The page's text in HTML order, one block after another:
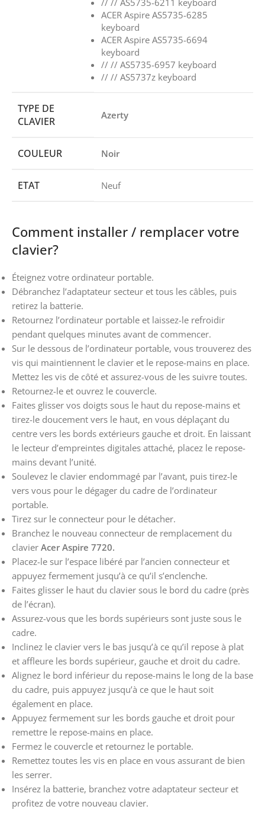
ACER Aspire AS5735-6285
keyboard
ACER Aspire AS5735-6694
keyboard
// // AS5735-6957 keyboard
// // AS5737z keyboard
TYPE DE
CLAVIER
Azerty
COULEUR Noir
ETAT Neuf
Comment installer / remplacer votre
clavier?
Éteignez votre ordinateur portable.
Débranchez l’adaptateur secteur et tous les câbles, puis
retirez la batterie.
Retournez l’ordinateur portable et laissez-le refroidir
pendant quelques minutes avant de commencer.
Sur le dessous de l’ordinateur portable, vous trouverez des
vis qui maintiennent le clavier et le repose-mains en place.
Mettez les vis de côté et assurez-vous de les suivre toutes.
Retournez-le et ouvrez le couvercle.
Faites glisser vos doigts sous le haut du repose-mains et
tirez-le doucement vers le haut, en vous déplaçant du
centre vers les bords extérieurs gauche et droit. En laissant
le lecteur d’empreintes digitales attaché, placez le repose-
mains devant l’unité.
Soulevez le clavier endommagé par l’avant, puis tirez-le
vers vous pour le dégager du cadre de l’ordinateur
portable.
Tirez sur le connecteur pour le détacher.
Branchez le nouveau connecteur de remplacement du
clavier Acer Aspire 7720.
Placez-le sur l’espace libéré par l’ancien connecteur et
appuyez fermement jusqu’à ce qu’il s’enclenche.
Faites glisser le haut du clavier sous le bord du cadre (près
de l’écran).
Assurez-vous que les bords supérieurs sont juste sous le
cadre.
Inclinez le clavier vers le bas jusqu’à ce qu’il repose à plat
et affleure les bords supérieur, gauche et droit du cadre.
Alignez le bord inférieur du repose-mains le long de la base
du cadre, puis appuyez jusqu’à ce que le haut soit
également en place.
Appuyez fermement sur les bords gauche et droit pour
remettre le repose-mains en place.
Fermez le couvercle et retournez le portable.
Remettez toutes les vis en place en vous assurant de bien
les serrer.
Insérez la batterie, branchez votre adaptateur secteur et
profitez de votre nouveau clavier.